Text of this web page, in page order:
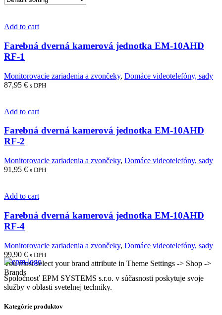
Add to cart
Farebná dverná kamerová jednotka EM-10AHD
RF-1
Monitorovacie zariadenia a zvončeky, Domáce videotelefóny, sady
87,95 € s DPH
Add to cart
Farebná dverná kamerová jednotka EM-10AHD
RF-2
Monitorovacie zariadenia a zvončeky, Domáce videotelefóny, sady
91,95 € s DPH
Add to cart
Farebná dverná kamerová jednotka EM-10AHD
RF-4
Monitorovacie zariadenia a zvončeky, Domáce videotelefóny, sady
99,90 € s DPH
You must select your brand attribute in Theme Settings -> Shop ->
Brands
Spoločnosť EPM SYSTEMS s.r.o. v súčasnosti poskytuje svoje
služby v oblasti svetelnej techniky.
Kategórie produktov